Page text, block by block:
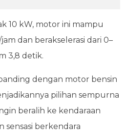
10 kW, motor ini mampu
dan berakselerasi dari 0–
3,8 detik.
dengan motor bensin
pilihan sempurna
beralih ke kendaraan
sensasi berkendara